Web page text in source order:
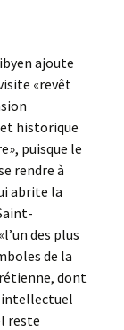
ajoute
«revêt
historique
puisque le
rendre à
abrite la
des plus
de la
dont
intellectuel
reste